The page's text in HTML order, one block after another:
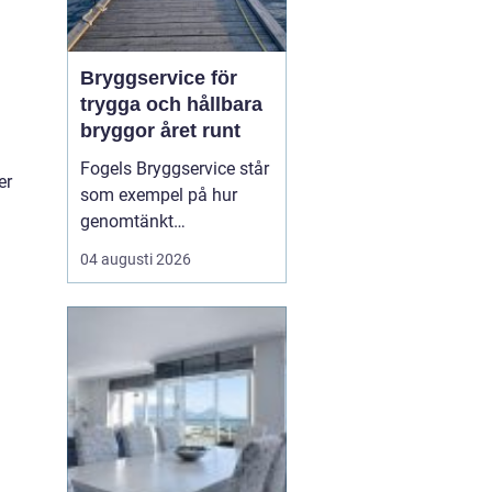
Bryggservice för
trygga och hållbara
bryggor året runt
Fogels Bryggservice står
som exempel på hur
genomtänkt
bryggservice kan
förvandla en brygga från
lösning för både båtliv
och bad. Bryggserv...
04 augusti 2026